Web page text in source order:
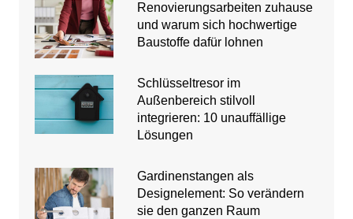
Renovierungsarbeiten zuhause
und warum sich hochwertige
Baustoffe dafür lohnen
Schlüsseltresor im
Außenbereich stilvoll
integrieren: 10 unauffällige
Lösungen
Gardinenstangen als
Designelement: So verändern
sie den ganzen Raum